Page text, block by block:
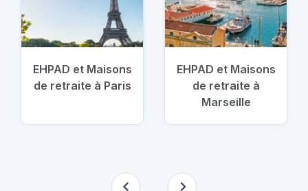
EHPAD et Maisons
de retraite à Paris
EHPAD et Maisons
de retraite à
Marseille